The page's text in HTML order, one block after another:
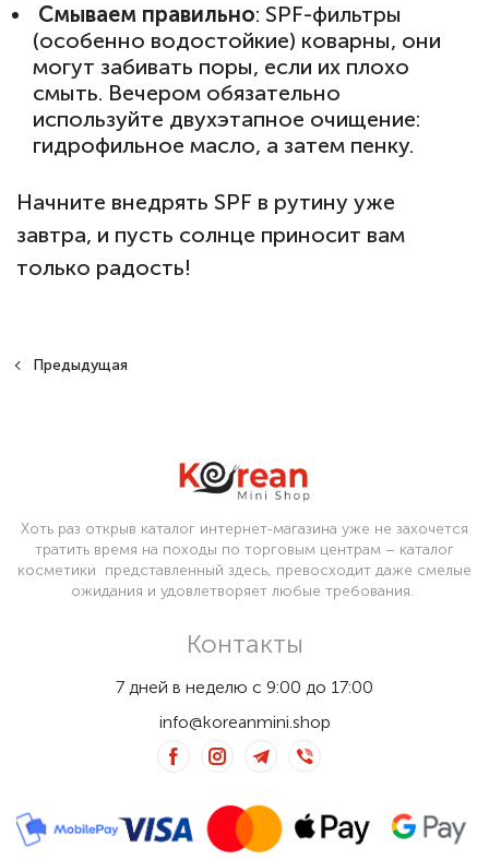
Смываем правильно: SPF-фильтры
(особенно водостойкие) коварны, они
могут забивать поры, если их плохо
смыть. Вечером обязательно
используйте двухэтапное очищение:
гидрофильное масло, а затем пенку.
Начните внедрять SPF в рутину уже
завтра, и пусть солнце приносит вам
только радость!
Предыдущая
Хоть раз открыв каталог интернет-магазина уже не захочется
тратить время на походы по торговым центрам – каталог
косметики представленный здесь, превосходит даже смелые
ожидания и удовлетворяет любые требования.
Контакты
7 дней в неделю с 9:00 до 17:00
info@koreanmini.shop